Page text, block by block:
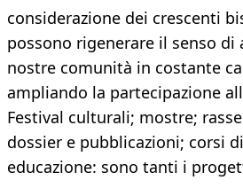
considerazione dei crescenti
possono rigenerare il senso di
nostre comunità in costante
ampliando la partecipazione
Festival culturali; mostre;
dossier e pubblicazioni; corsi
educazione: sono tanti i